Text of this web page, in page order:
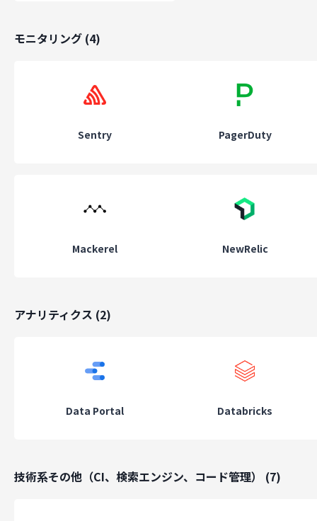
モニタリング (4)
Sentry PagerDuty
Mackerel NewRelic
アナリティクス (2)
Data Portal Databricks
技術系その他（CI、検索エンジン、コード管理） (7)